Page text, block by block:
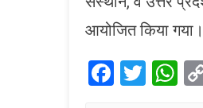
आयोजित किया